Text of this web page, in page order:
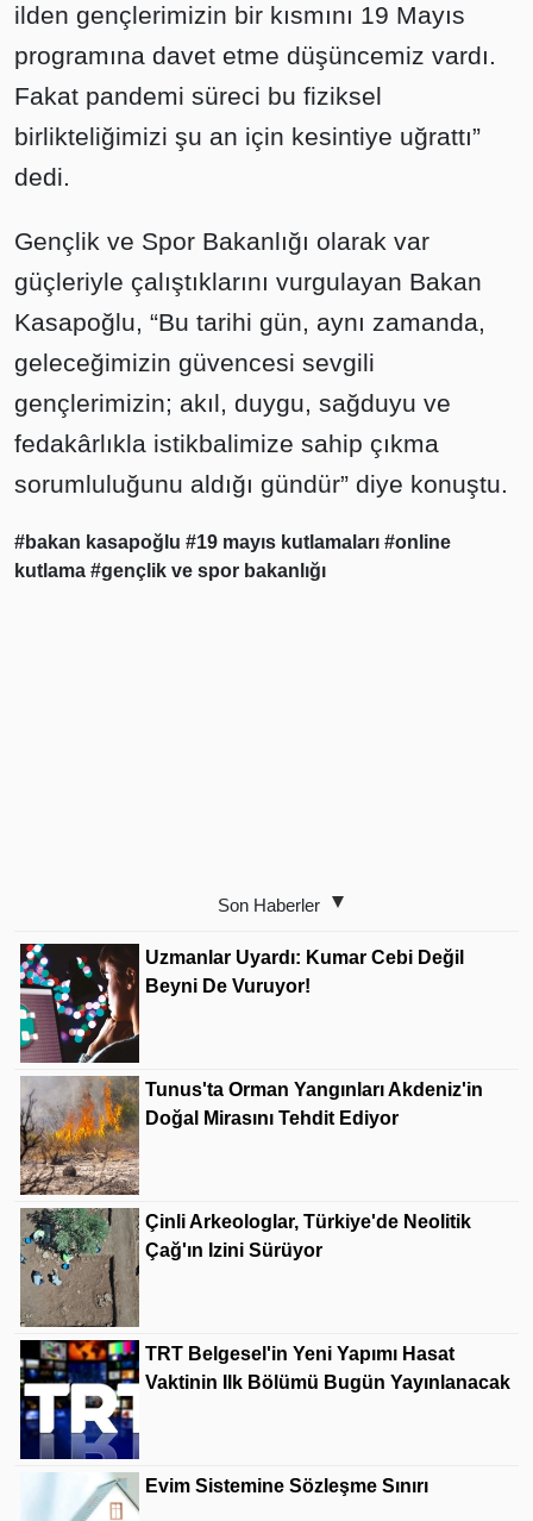
ilden gençlerimizin bir kısmını 19 Mayıs
programına davet etme düşüncemiz vardı.
Fakat pandemi süreci bu fiziksel
birlikteliğimizi şu an için kesintiye uğrattı”
dedi.
Gençlik ve Spor Bakanlığı olarak var
güçleriyle çalıştıklarını vurgulayan Bakan
Kasapoğlu, “Bu tarihi gün, aynı zamanda,
geleceğimizin güvencesi sevgili
gençlerimizin; akıl, duygu, sağduyu ve
fedakârlıkla istikbalimize sahip çıkma
sorumluluğunu aldığı gündür” diye konuştu.
#bakan kasapoğlu #19 mayıs kutlamaları #online
kutlama #gençlik ve spor bakanlığı
Son Haberler
Uzmanlar Uyardı: Kumar Cebi Değil
Beyni De Vuruyor!
Tunus'ta Orman Yangınları Akdeniz'in
Doğal Mirasını Tehdit Ediyor
Çinli Arkeologlar, Türkiye'de Neolitik
Çağ'ın Izini Sürüyor
TRT Belgesel'in Yeni Yapımı Hasat
Vaktinin Ilk Bölümü Bugün Yayınlanacak
Evim Sistemine Sözleşme Sınırı